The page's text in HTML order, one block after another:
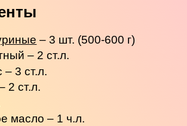
– 3 шт. (500-600 г)
– 2 ст.л.
3 ст.л.
2 ст.л.
масло – 1 ч.л.